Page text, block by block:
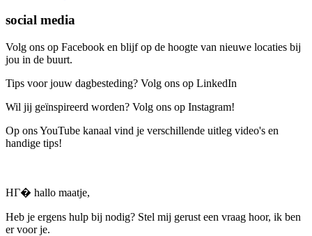
social media
Volg ons op Facebook en blijf op de hoogte van nieuwe locaties bij
jou in de buurt.
Tips voor jouw dagbesteding? Volg ons op LinkedIn
Wil jij geïnspireerd worden? Volg ons op Instagram!
Op ons YouTube kanaal vind je verschillende uitleg video's en
handige tips!
HГ� hallo maatje,
Heb je ergens hulp bij nodig? Stel mij gerust een vraag hoor, ik ben
er voor je.